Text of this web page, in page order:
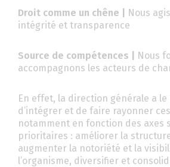
Droit comme un chêne |
Nous
intégrité et transparence
Source de compétences |
Nous
accompagnons les acteurs de
En effet, la direction générale a
d’intégrer et de faire rayonner
notamment en fonction des axes
prioritaires : améliorer la
augmenter la notoriété et la
l’organisme, diversifier et